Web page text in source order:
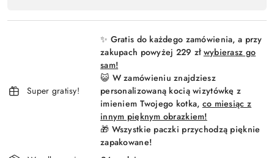
płatność
Super gratisy!
✨ Gratis do każdego zamówienia, a przy
zakupach powyżej 229 zł wybierasz go
sam!
😺 W zamówieniu znajdziesz
personalizowaną kocią wizytówkę z
imieniem Twojego kotka, co miesiąc z
innym pięknym obrazkiem!
🎁 Wszystkie paczki przychodzą pięknie
zapakowane!